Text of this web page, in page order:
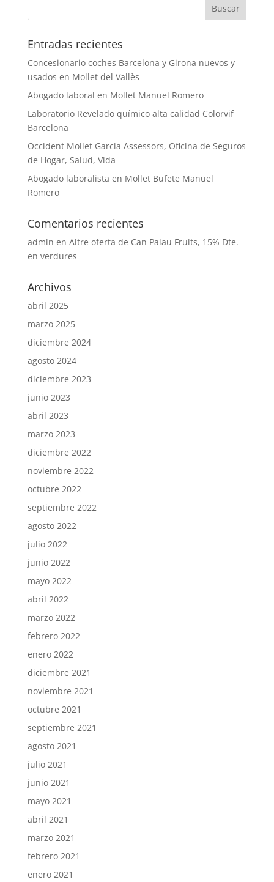
Entradas recientes
Concesionario coches Barcelona y Girona nuevos y
usados en Mollet del Vallès
Abogado laboral en Mollet Manuel Romero
Laboratorio Revelado químico alta calidad Colorvif
Barcelona
Occident Mollet Garcia Assessors, Oficina de Seguros
de Hogar, Salud, Vida
Abogado laboralista en Mollet Bufete Manuel
Romero
Comentarios recientes
admin en Altre oferta de Can Palau Fruits, 15% Dte.
en verdures
Archivos
abril 2025
marzo 2025
diciembre 2024
agosto 2024
diciembre 2023
junio 2023
abril 2023
marzo 2023
diciembre 2022
noviembre 2022
octubre 2022
septiembre 2022
agosto 2022
julio 2022
junio 2022
mayo 2022
abril 2022
marzo 2022
febrero 2022
enero 2022
diciembre 2021
noviembre 2021
octubre 2021
septiembre 2021
agosto 2021
julio 2021
junio 2021
mayo 2021
abril 2021
marzo 2021
febrero 2021
enero 2021